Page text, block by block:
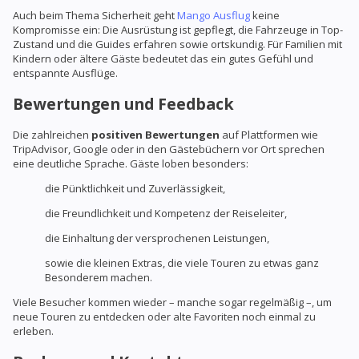
Auch beim Thema Sicherheit gehtMango Ausflugkeine
Kompromisse ein: Die Ausrüstung ist gepflegt, die Fahrzeuge in Top-
Zustand und die Guides erfahren sowie ortskundig. Für Familien mit
Kindern oder ältere Gäste bedeutet das ein gutes Gefühl und
entspannte Ausflüge.
Bewertungen und Feedback
Die zahlreichen positiven Bewertungen auf Plattformen wie
TripAdvisor, Google oder in den Gästebüchern vor Ort sprechen
eine deutliche Sprache. Gäste loben besonders:
die Pünktlichkeit und Zuverlässigkeit,
die Freundlichkeit und Kompetenz der Reiseleiter,
die Einhaltung der versprochenen Leistungen,
sowie die kleinen Extras, die viele Touren zu etwas ganz
Besonderem machen.
Viele Besucher kommen wieder – manche sogar regelmäßig –, um
neue Touren zu entdecken oder alte Favoriten noch einmal zu
erleben.